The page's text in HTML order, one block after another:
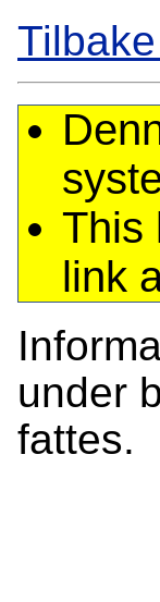
This
link
under
fattes.